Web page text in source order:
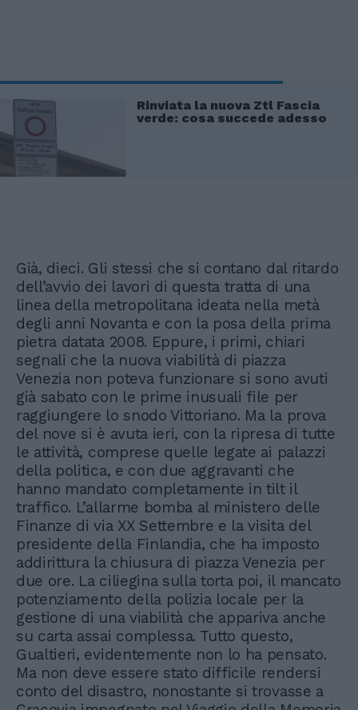
Rinviata la nuova Ztl Fascia
verde: cosa succede adesso
Già, dieci. Gli stessi che si contano dal ritardo
dell’avvio dei lavori di questa tratta di una
linea della metropolitana ideata nella metà
degli anni Novanta e con la posa della prima
pietra datata 2008. Eppure, i primi, chiari
segnali che la nuova viabilità di piazza
Venezia non poteva funzionare si sono avuti
già sabato con le prime inusuali file per
raggiungere lo snodo Vittoriano. Ma la prova
del nove si è avuta ieri, con la ripresa di tutte
le attività, comprese quelle legate ai palazzi
della politica, e con due aggravanti che
hanno mandato completamente in tilt il
traffico. L’allarme bomba al ministero delle
Finanze di via XX Settembre e la visita del
presidente della Finlandia, che ha imposto
addirittura la chiusura di piazza Venezia per
due ore. La ciliegina sulla torta poi, il mancato
potenziamento della polizia locale per la
gestione di una viabilità che appariva anche
su carta assai complessa. Tutto questo,
Gualtieri, evidentemente non lo ha pensato.
Ma non deve essere stato difficile rendersi
conto del disastro, nonostante si trovasse a